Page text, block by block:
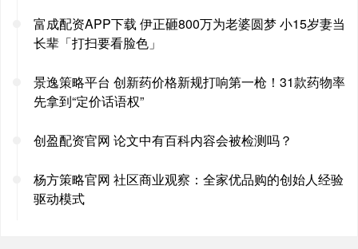
富成配资APP下载 伊正砸800万为老婆圆梦 小15岁妻当
长辈「打扫要看脸色」
景逸策略平台 创新药价格新规打响第一枪！31款药物率
先拿到“定价话语权”
创盈配资官网 论文中有百科内容会被检测吗？
杨方策略官网 社区商业观察：全家优品购的创始人经验
驱动模式